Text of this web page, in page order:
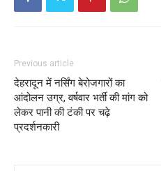
Previous article
देहरादून में नर्सिंग बेरोजगारों का
आंदोलन उग्र, वर्षवार भर्ती की मांग को
लेकर पानी की टंकी पर चढ़े
प्रदर्शनकारी